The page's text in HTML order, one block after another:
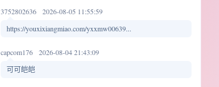
3752802636
2026-08-05 11:55:59
https://youxixiangmiao.com/yxxmw00639...
capcom176
2026-08-04 21:43:09
可可皑皑